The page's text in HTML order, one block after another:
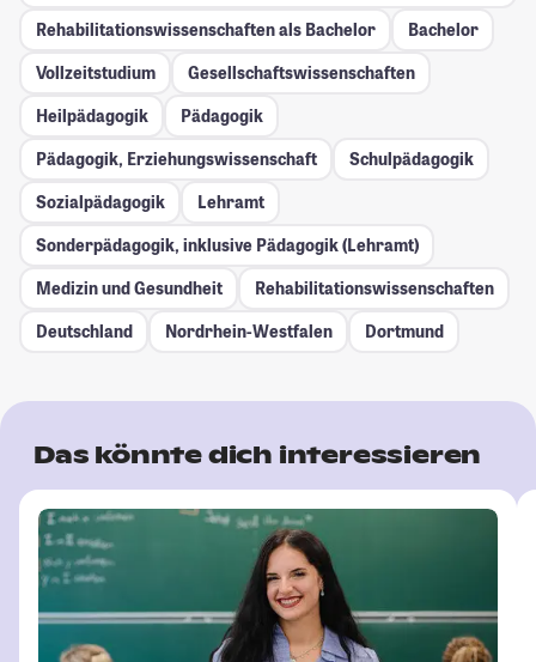
Rehabilitationswissenschaften als Bachelor
Bachelor
Vollzeitstudium
Gesellschafts­wissenschaften
Heilpädagogik
Pädagogik
Pädagogik, Erziehungswissenschaft
Schulpädagogik
Sozialpädagogik
Lehramt
Sonderpädagogik, inklusive Pädagogik (Lehramt)
Medizin und Gesundheit
Rehabilitationswissenschaften
Deutschland
Nordrhein-Westfalen Dortmund
Das könnte dich interessieren